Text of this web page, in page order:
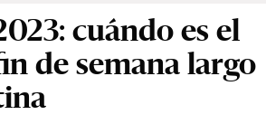
cuándo es el
de semana largo